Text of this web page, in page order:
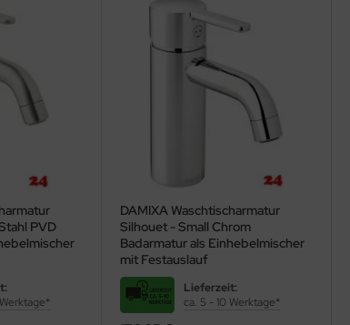
PVD
DAMIXA Waschtischarmatur
Silhouet - Small Chrom
Badarmatur als Einhebelmischer
mit Festauslauf
Lieferzeit:
ca. 5 - 10 Werktage*